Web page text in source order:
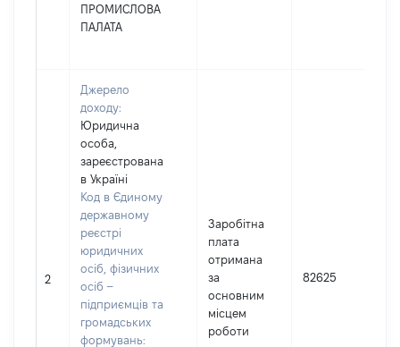
ПРОМИСЛОВА
ПАЛАТА
2
Джерело
доходу:
Юридична
особа,
зареєстрована
в Україні
Код в Єдиному
державному
реєстрі
юридичних
осіб, фізичних
осіб –
підприємців та
громадських
формувань:
Заробітна
плата
отримана
за
основним
місцем
роботи
82625